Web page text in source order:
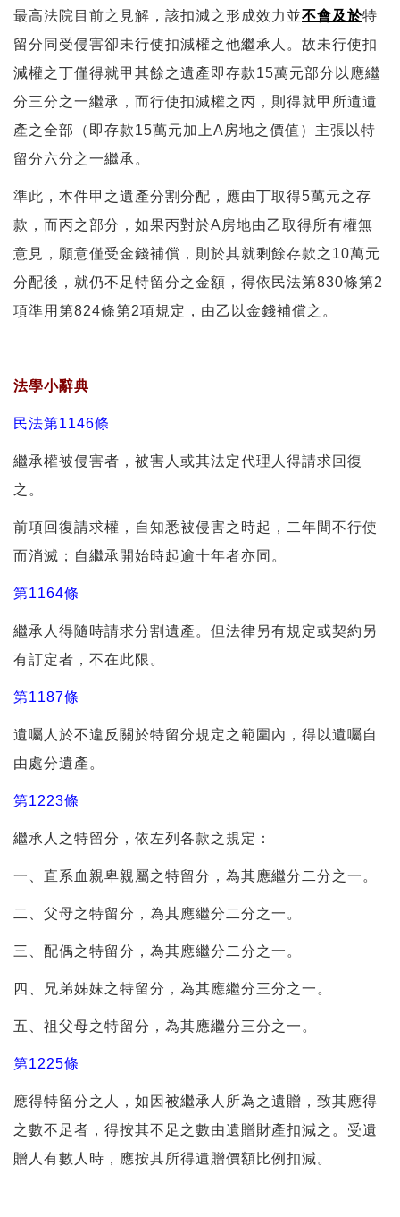
最高法院目前之見解，該扣減之形成效力並不會及於特
留分同受侵害卻未行使扣減權之他繼承人。故未行使扣
減權之丁僅得就甲其餘之遺產即存款15萬元部分以應繼
分三分之一繼承，而行使扣減權之丙，則得就甲所遺遺
產之全部（即存款15萬元加上A房地之價值）主張以特
留分六分之一繼承。
準此，本件甲之遺產分割分配，應由丁取得5萬元之存
款，而丙之部分，如果丙對於A房地由乙取得所有權無
意見，願意僅受金錢補償，則於其就剩餘存款之10萬元
分配後，就仍不足特留分之金額，得依民法第830條第2
項準用第824條第2項規定，由乙以金錢補償之。
法學小辭典
民法第1146條
繼承權被侵害者，被害人或其法定代理人得請求回復
之。
前項回復請求權，自知悉被侵害之時起，二年間不行使
而消滅；自繼承開始時起逾十年者亦同。
第1164條
繼承人得隨時請求分割遺產。但法律另有規定或契約另
有訂定者，不在此限。
第1187條
遺囑人於不違反關於特留分規定之範圍內，得以遺囑自
由處分遺產。
第1223條
繼承人之特留分，依左列各款之規定：
一、直系血親卑親屬之特留分，為其應繼分二分之一。
二、父母之特留分，為其應繼分二分之一。
三、配偶之特留分，為其應繼分二分之一。
四、兄弟姊妹之特留分，為其應繼分三分之一。
五、祖父母之特留分，為其應繼分三分之一。
第1225條
應得特留分之人，如因被繼承人所為之遺贈，致其應得
之數不足者，得按其不足之數由遺贈財產扣減之。受遺
贈人有數人時，應按其所得遺贈價額比例扣減。